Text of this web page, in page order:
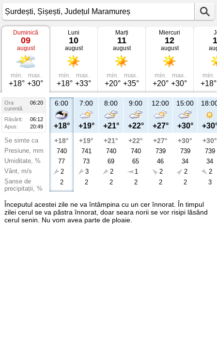
Vremea
Șurdești
Șișești,
Județul
Maramureș
Duminică
09
august
min.
+18°
max.
+30°
Luni
10
august
min.
+18°
max.
+33°
Marți
11
august
min.
+20°
max.
+35°
Miercuri
12
august
min.
+20°
max.
+30°
min.
+18°
Ora
06:20
curentă
Răsărit:
06:12
Apus:
20:49
Se simte ca
Presiune, mm
Umiditate, %
Vânt, m/s
Șanse de
precipitații, %
6:00
+18°
+18°
740
77
2
2
7:00
+19°
+19°
741
73
3
2
8:00
+21°
+21°
740
69
2
2
9:00
+22°
+22°
740
65
1
2
12:00
+27°
+27°
739
46
2
2
15:00
+30°
+30°
739
34
2
2
+30°
739
34
2
3
Începutul acestei zile ne va întâmpina cu un cer înnorat. În timpul
zilei cerul se va păstra înnorat, doar seara norii se vor risipi lăsând
cerul senin. Nu vom avea parte de ploaie.